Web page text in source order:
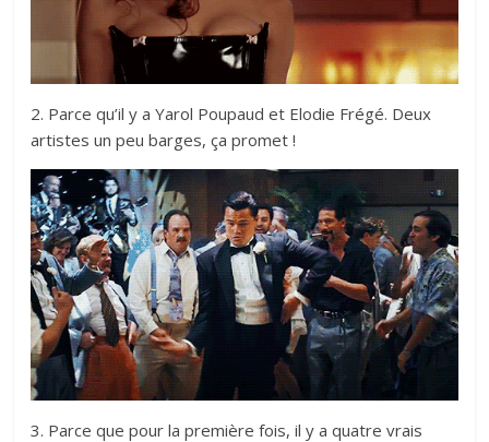
2. Parce qu’il y a Yarol Poupaud et Elodie Frégé. Deux
artistes un peu barges, ça promet !
3. Parce que pour la première fois, il y a quatre vrais